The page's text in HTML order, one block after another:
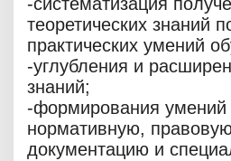
теоретических знаний
практических умений
-углубления и
знаний;
-формирования умений
нормативную,
документацию и